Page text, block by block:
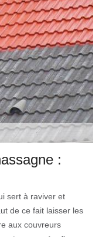
:
sert à raviver et
de ce fait laisser les
aux couvreurs